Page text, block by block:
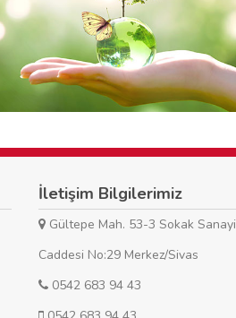
İletişim Bilgilerimiz
Gültepe Mah. 53-3 Sokak Sanayi
Caddesi No:29 Merkez/Sivas
0542 683 94 43